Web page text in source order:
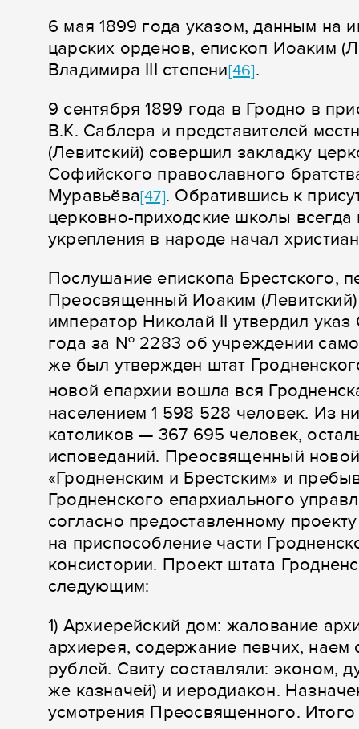
6 мая 1899 года указом, данным на
царских орденов, епископ Иоаким
Владимира III степени[46].
9 сентября 1899 года в Гродно в
В.К. Саблера и представителей
(Левитский) совершил закладку
Софийского православного
Муравьёва[47]. Обратившись к
церковно-приходские школы
укрепления в народе начал
Послушание епископа Брестского,
Преосвященный Иоаким
император Николай II утвердил
года за № 2283 об учреждении
же был утвержден штат
новой епархии вошла вся
населением 1 598 528 человек. Из
католиков — 367 695 человек,
исповеданий. Преосвященный
«Гродненским и Брестским» и
Гродненского епархиального
согласно предоставленному
на приспособление части
консистории. Проект штата
следующим:
1) Архиерейский дом: жалование
архиерея, содержание певчих,
рублей. Свиту составляли: эконом,
же казначей) и иеродиакон.
усмотрения Преосвященного.